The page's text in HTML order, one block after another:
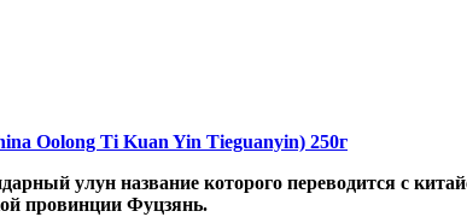
Oolong Ti Kuan Yin Tieguanyin) 250г
улун название которого переводится с
провинции Фуцзянь.